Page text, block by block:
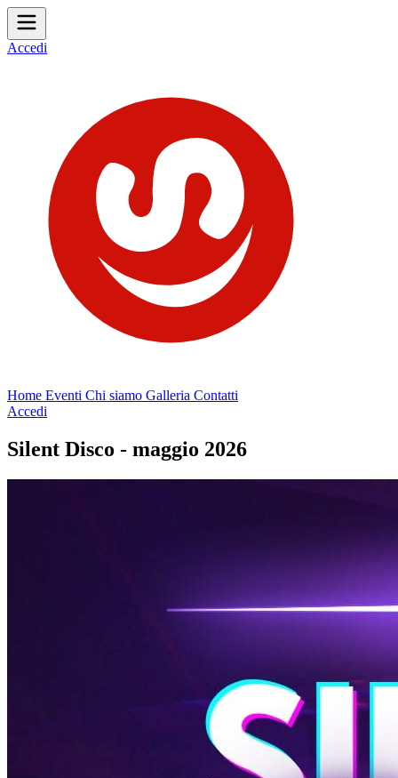
Accedi
Home Eventi Chi siamo Galleria Contatti
Accedi
Silent Disco - maggio 2026